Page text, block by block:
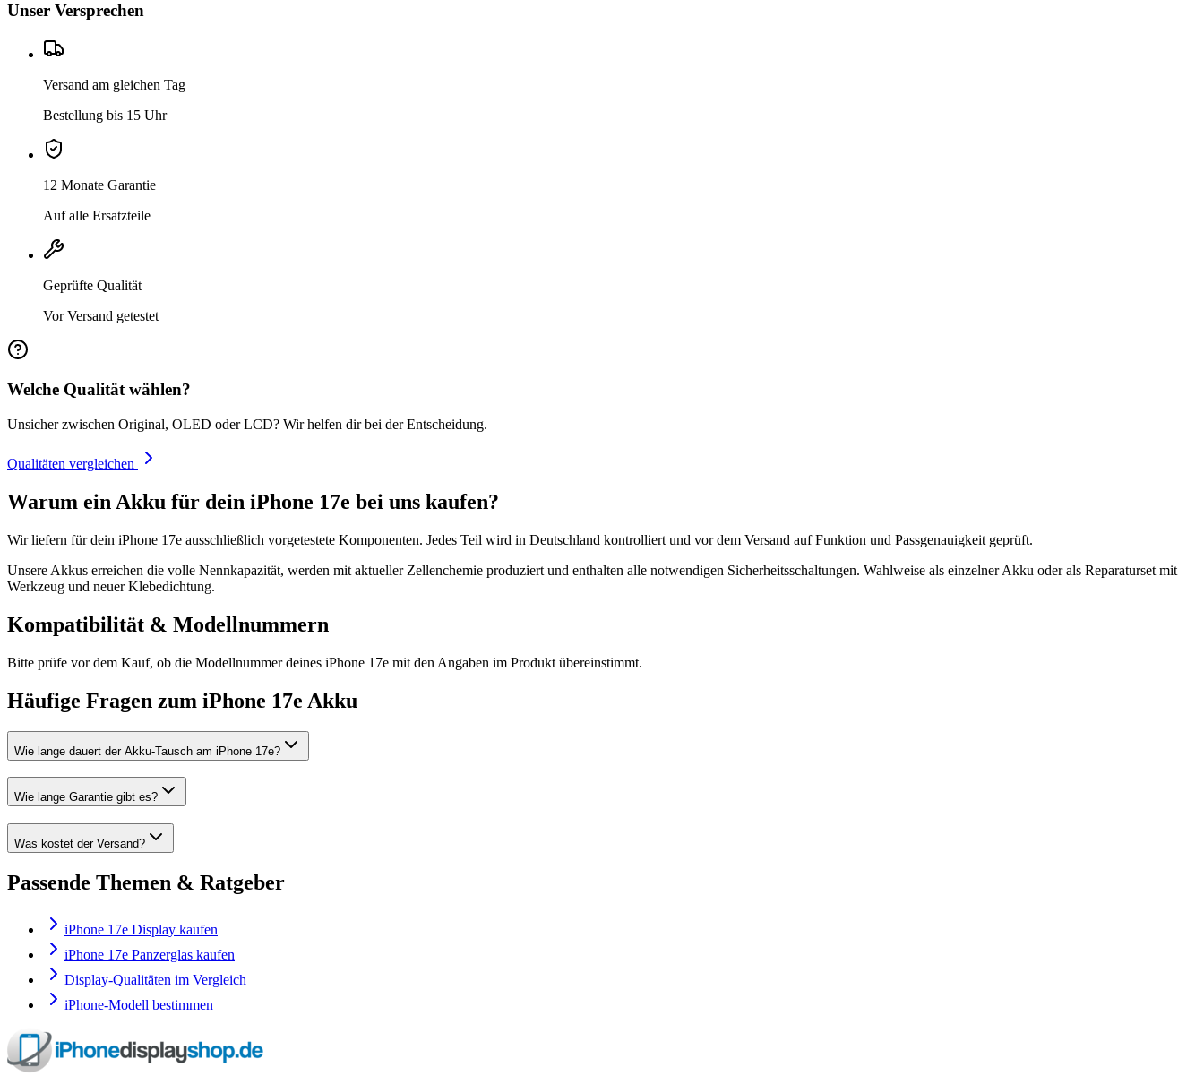
Unser Versprechen
Versand am gleichen Tag
Bestellung bis 15 Uhr
12 Monate Garantie
Auf alle Ersatzteile
Geprüfte Qualität
Vor Versand getestet
Welche Qualität wählen?
Unsicher zwischen Original, OLED oder LCD? Wir helfen dir bei der Entscheidung.
Qualitäten vergleichen
Warum ein Akku für dein iPhone 17e bei uns kaufen?
Wir liefern für dein iPhone 17e ausschließlich vorgetestete Komponenten. Jedes Teil wird in Deutschland kontrolliert und vor dem Versand auf Funktion und Passgenauigkeit geprüft.
Unsere Akkus erreichen die volle Nennkapazität, werden mit aktueller Zellenchemie produziert und enthalten alle notwendigen Sicherheitsschaltungen. Wahlweise als einzelner Akku oder als Reparaturset mit
Werkzeug und neuer Klebedichtung.
Kompatibilität & Modellnummern
Bitte prüfe vor dem Kauf, ob die Modellnummer deines iPhone 17e mit den Angaben im Produkt übereinstimmt.
Häufige Fragen zum iPhone 17e Akku
Wie lange dauert der Akku-Tausch am iPhone 17e?
Wie lange Garantie gibt es?
Was kostet der Versand?
Passende Themen & Ratgeber
iPhone 17e Display kaufen
iPhone 17e Panzerglas kaufen
Display-Qualitäten im Vergleich
iPhone-Modell bestimmen